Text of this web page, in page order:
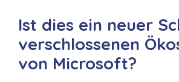
Ist dies ein neuer
verschlossenen
von Microsoft?